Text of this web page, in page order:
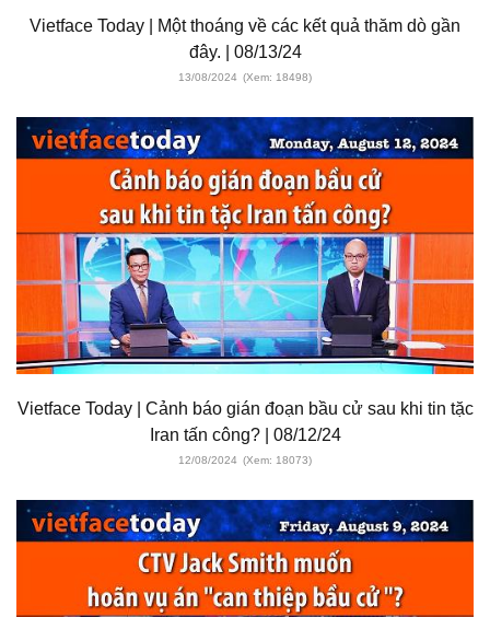
Vietface Today | Một thoáng về các kết quả thăm dò gần
đây. | 08/13/24
13/08/2024 (Xem: 18498)
Vietface Today | Cảnh báo gián đoạn bầu cử sau khi tin tặc
Iran tấn công? | 08/12/24
12/08/2024 (Xem: 18073)